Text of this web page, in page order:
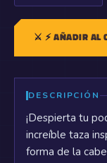
⚔️⚡ AÑADIR AL
DESCRIPCIÓN
¡Despierta tu
increíble taza
forma de la